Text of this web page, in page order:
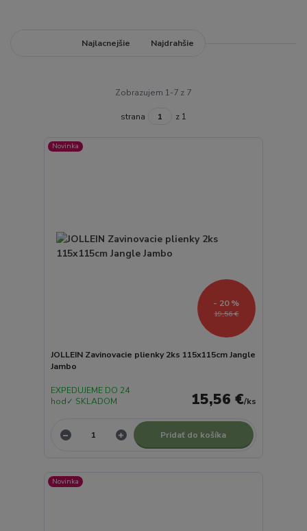
Najlacnejšie Najdrahšie
Zobrazujem 1-7 z 7
strana z 1
Novinka
19,56 €
- 20 %
JOLLEIN Zavinovacie plienky 2ks 115x115cm Jangle
Jambo
15,56 €/ks
EXPEDUJEME DO 24
hod✓ SKLADOM
Pridať do košíka
Novinka